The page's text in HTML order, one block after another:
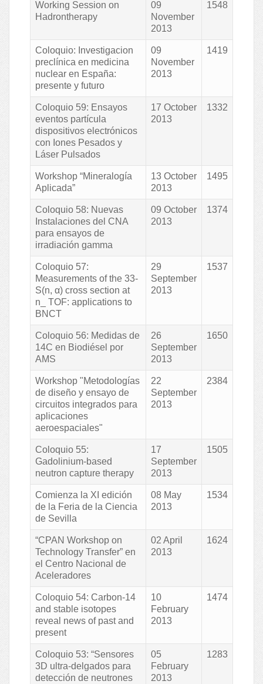
Working Session on
Hadrontherapy
09
November
2013
1548
Coloquio: Investigacion
preclínica en medicina
nuclear en España:
presente y futuro
09
November
2013
1419
Coloquio 59: Ensayos
eventos partícula
dispositivos electrónicos
con Iones Pesados y
Láser Pulsados
17 October
2013
1332
Workshop “Mineralogía
Aplicada”
13 October
2013
1495
Coloquio 58: Nuevas
Instalaciones del CNA
para ensayos de
irradiación gamma
09 October
2013
1374
Coloquio 57:
Measurements of the 33-
S(n, α) cross section at
n_ TOF: applications to
BNCT
29
September
2013
1537
Coloquio 56: Medidas de
14C en Biodiésel por
AMS
26
September
2013
1650
Workshop "Metodologías
de diseño y ensayo de
circuitos integrados para
aplicaciones
aeroespaciales"
22
September
2013
2384
Coloquio 55:
Gadolinium-based
neutron capture therapy
17
September
2013
1505
Comienza la XI edición
de la Feria de la Ciencia
de Sevilla
08 May
2013
1534
“CPAN Workshop on
Technology Transfer” en
el Centro Nacional de
Aceleradores
02 April
2013
1624
Coloquio 54: Carbon-14
and stable isotopes
reveal news of past and
present
10
February
2013
1474
Coloquio 53: “Sensores
3D ultra-delgados para
detección de neutrones
05
February
2013
1283